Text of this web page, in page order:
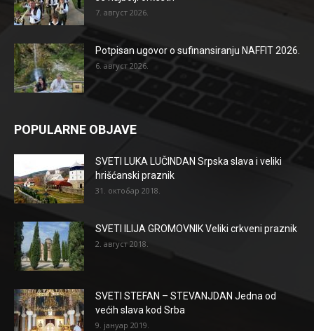
7. август 2026.
Potpisan ugovor o sufinansiranju NAFFIT 2026.
6. август 2026.
POPULARNE OBJAVE
SVETI LUKA LUČINDAN Srpska slava i veliki
hrišćanski praznik
31. октобар 2018.
SVETI ILIJA GROMOVNIK Veliki crkveni praznik
2. август 2018.
SVETI STEFAN – STEVANJDAN Jedna od
većih slava kod Srba
9. јануар 2019.